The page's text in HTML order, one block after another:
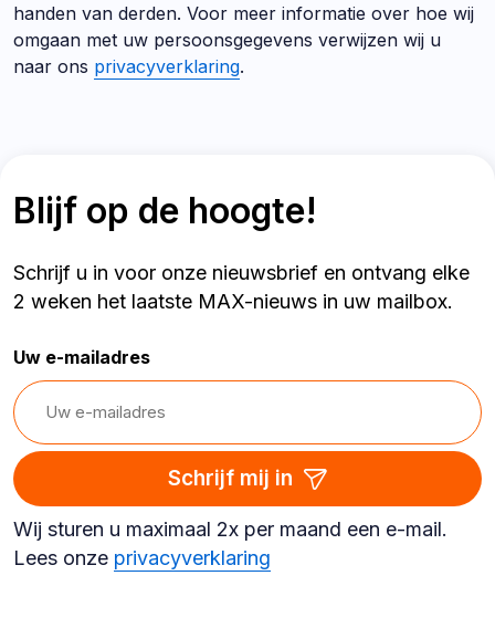
handen van derden. Voor meer informatie over hoe wij
omgaan met uw persoonsgegevens verwijzen wij u
naar ons privacyverklaring.
Blijf op de hoogte!
Schrijf u in voor onze nieuwsbrief en ontvang elke
2 weken het laatste MAX-nieuws in uw mailbox.
Uw e-mailadres
Schrijf mij in
Wij sturen u maximaal 2x per maand een e-mail.
Lees onze privacyverklaring